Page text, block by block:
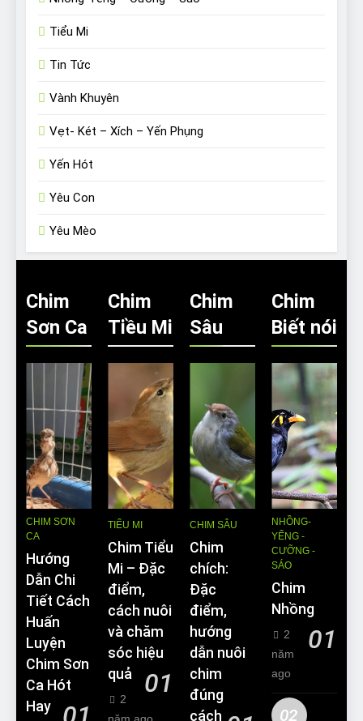
Tiểu Mi
Tin Tức
Vành Khuyên
Vẹt- Két – Xích – Yến Phụng
Yến Hót
Yêu Con
Yêu Mèo
Chim
Sơn Ca
CHIM SƠN
CA
Hướng
Dẫn Chi
Tiết Cách
Huấn
Luyện
Chim Sơn
Ca Hót
Hay
Chim
Tiều Mi
TIỂU MI
Chim Tiểu
Mi – Đặc
điểm,
cách nuôi
và chăm
sóc hiệu
quả
01
2
năm ago
Chim
Sâu
CHIM SÂU
Chim
chích:
Đặc
điểm,
hướng
dẫn nuôi
chim
đúng
cách
Chim
Biết nói
NHỒNG-
YỂNG -
CƯỠNG -
SÁO
Chim
Nhồng
01
2
năm
ago
02